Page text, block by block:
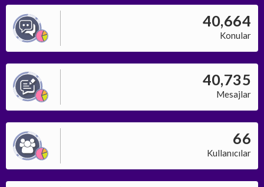
40,664
Konular
40,735
Mesajlar
66
Kullanıcılar